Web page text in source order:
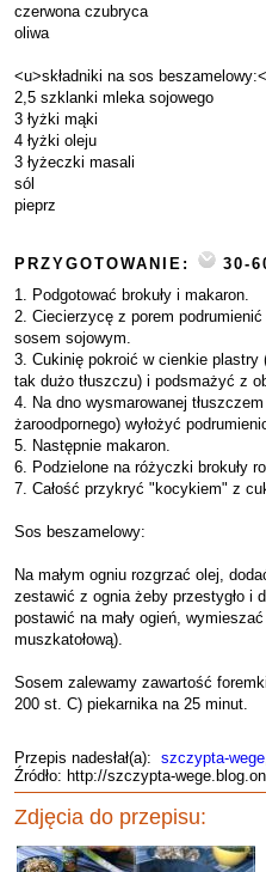
czerwona czubryca
oliwa
<u>składniki na sos
2,5 szklanki mleka sojowego
3 łyżki mąki
4 łyżki oleju
3 łyżeczki masali
sól
pieprz
PRZYGOTOWANIE:
30-
1. Podgotować brokuły i makaron.
2. Ciecierzycę z porem
sosem sojowym.
3. Cukinię pokroić w cienkie plastry
tak dużo tłuszczu) i podsmażyć z
4. Na dno wysmarowanej
żaroodpornego) wyłożyć
5. Następnie makaron.
6. Podzielone na różyczki brokuły
7. Całość przykryć "kocykiem" z
Sos beszamelowy:
Na małym ogniu rozgrzać olej,
zestawić z ognia żeby przestygło i
postawić na mały ogień,
muszkatołową).
Sosem zalewamy zawartość
200 st. C) piekarnika na 25 minut.
Przepis nadesłał(a): szczypta-wege
Źródło: http://szczypta-
Zdjęcia do przepisu: